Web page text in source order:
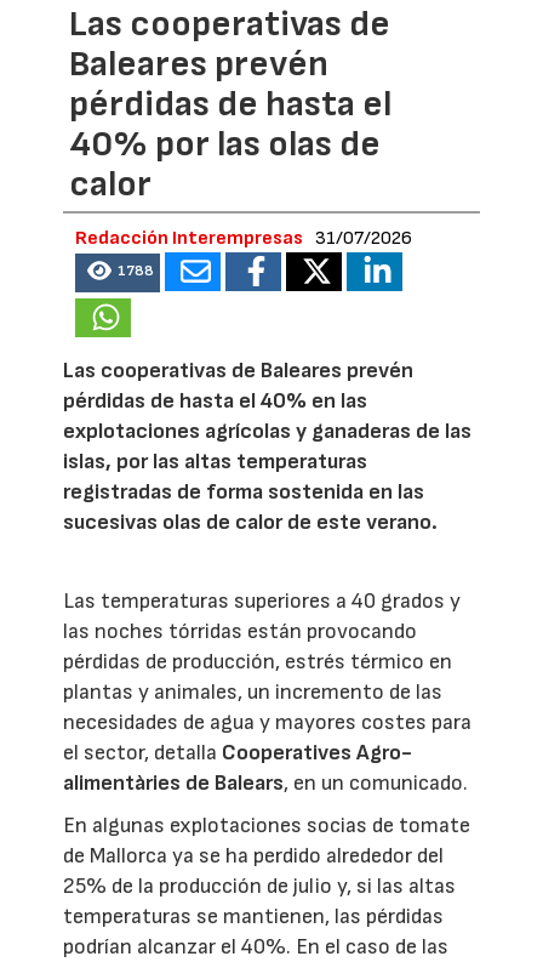
Las cooperativas de
Baleares prevén
pérdidas de hasta el
40% por las olas de
calor
Redacción Interempresas 31/07/2026
1788
Las cooperativas de Baleares prevén
pérdidas de hasta el 40% en las
explotaciones agrícolas y ganaderas de las
islas, por las altas temperaturas
registradas de forma sostenida en las
sucesivas olas de calor de este verano.
Las temperaturas superiores a 40 grados y
las noches tórridas están provocando
pérdidas de producción, estrés térmico en
plantas y animales, un incremento de las
necesidades de agua y mayores costes para
el sector, detalla Cooperatives Agro-
alimentàries de Balears, en un comunicado.
En algunas explotaciones socias de tomate
de Mallorca ya se ha perdido alrededor del
25% de la producción de julio y, si las altas
temperaturas se mantienen, las pérdidas
podrían alcanzar el 40%. En el caso de las